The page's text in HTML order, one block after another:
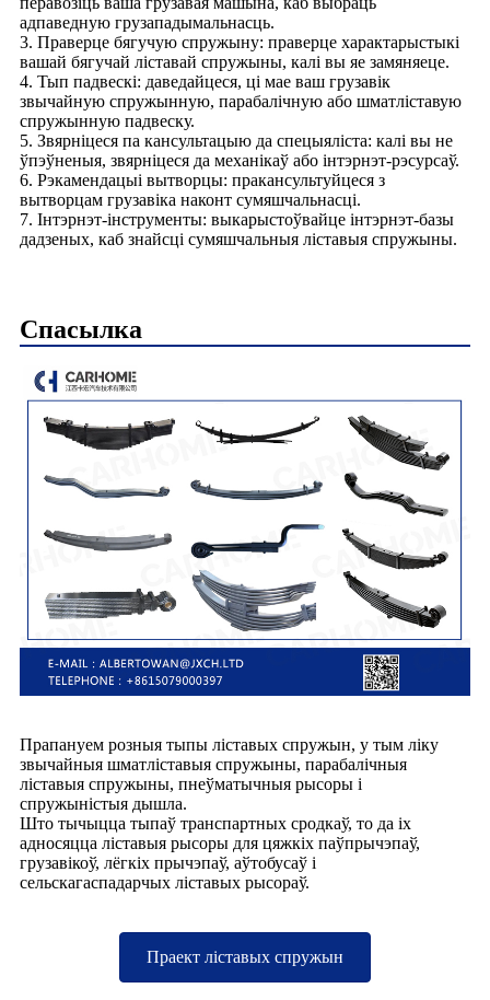
адпаведную грузападымальнасць.
3. Праверце бягучую спружыну: праверце характарыстыкі
вашай бягучай ліставай спружыны, калі вы яе замяняеце.
4. Тып падвескі: даведайцеся, ці мае ваш грузавік
звычайную спружынную, парабалічную або шматліставую
спружынную падвеску.
5. Звярніцеся па кансультацыю да спецыяліста: калі вы не
ўпэўненыя, звярніцеся да механікаў або інтэрнэт-рэсурсаў.
6. Рэкамендацыі вытворцы: пракансультуйцеся з
вытворцам грузавіка наконт сумяшчальнасці.
7. Інтэрнэт-інструменты: выкарыстоўвайце інтэрнэт-базы
дадзеных, каб знайсці сумяшчальныя ліставыя спружыны.
Спасылка
Прапануем розныя тыпы ліставых спружын, у тым ліку
звычайныя шматліставыя спружыны, парабалічныя
ліставыя спружыны, пнеўматычныя рысоры і
спружыністыя дышла.
Што тычыцца тыпаў транспартных сродкаў, то да іх
адносяцца ліставыя рысоры для цяжкіх паўпрычэпаў,
грузавікоў, лёгкіх прычэпаў, аўтобусаў і
сельскагаспадарчых ліставых рысораў.
Праект ліставых спружын